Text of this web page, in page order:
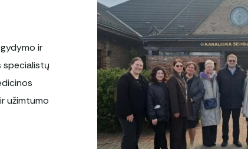
ir
specialistų
užimtumo